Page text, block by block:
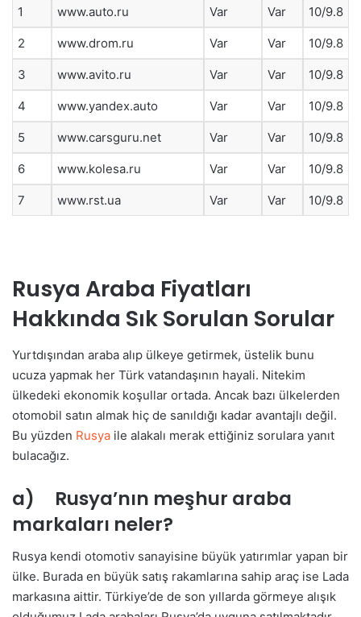
1 www.auto.ru Var Var 10/9.8
2 www.drom.ru Var Var 10/9.8
3 www.avito.ru Var Var 10/9.8
4 www.yandex.auto Var Var 10/9.8
5 www.carsguru.net Var Var 10/9.8
6 www.kolesa.ru Var Var 10/9.8
7 www.rst.ua Var Var 10/9.8
Rusya Araba Fiyatları
Hakkında Sık Sorulan Sorular
Yurtdışından araba alıp ülkeye getirmek, üstelik bunu
ucuza yapmak her Türk vatandaşının hayali. Nitekim
ülkedeki ekonomik koşullar ortada. Ancak bazı ülkelerden
otomobil satın almak hiç de sanıldığı kadar avantajlı değil.
Bu yüzden Rusya ile alakalı merak ettiğiniz sorulara yanıt
bulacağız.
a) Rusya’nın meşhur araba
markaları neler?
Rusya kendi otomotiv sanayisine büyük yatırımlar yapan bir
ülke. Burada en büyük satış rakamlarına sahip araç ise Lada
markasına aittir. Türkiye’de de son yıllarda görmeye alışık